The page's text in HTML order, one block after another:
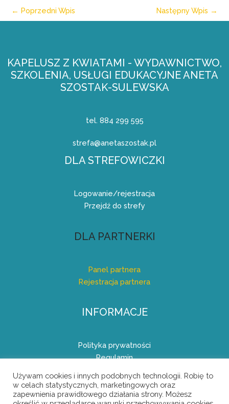
← Poprzedni Wpis Następny Wpis →
KAPELUSZ Z KWIATAMI - WYDAWNICTWO,
SZKOLENIA, USŁUGI EDUKACYJNE ANETA
SZOSTAK-SULEWSKA
tel. 884 299 595
strefa@anetaszostak.pl
DLA STREFOWICZKI
Logowanie/rejestracja
Przejdź do strefy
DLA PARTNERKI
Panel partnera
Rejestracja partnera
INFORMACJE
Polityka prywatności
Regulamin
Używam cookies i innych podobnych technologii. Robię to
w celach statystycznych, marketingowych oraz
zapewnienia prawidłowego działania strony. Możesz